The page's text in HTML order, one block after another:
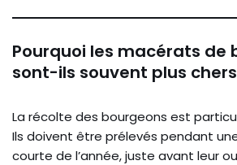
Pourquoi les macérats de
sont-ils souvent plus
La récolte des bourgeons est
Ils doivent être prélevés pendant
courte de l’année, juste avant leur